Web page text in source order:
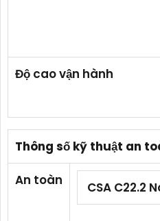
Độ cao vận hành
Thông số kỹ thuật an
An toàn CSA C22.2